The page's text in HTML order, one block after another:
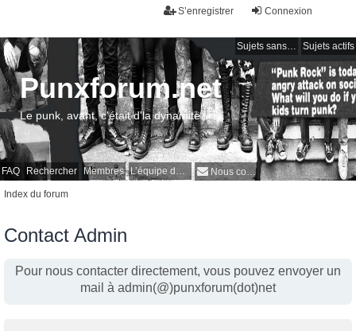
Connexion
S’enregistrer
Sujets sans réponse Sujets actifs
FAQ Rechercher Membres L’équipe du forum Nous contacter
Punxforum.net
Le punk, avant, c'était d'la dynamite !
Index du forum
Contact Admin
Pour nous contacter directement, vous pouvez envoyer un
mail à admin(@)punxforum(dot)net